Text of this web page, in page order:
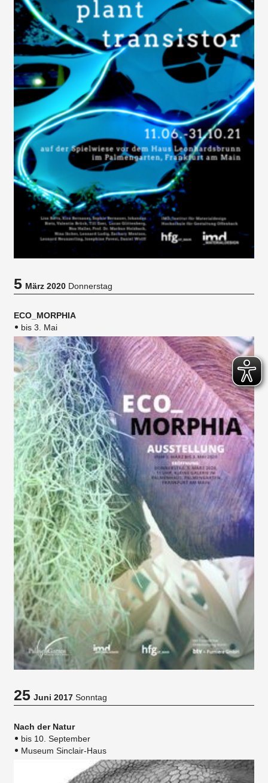
5März 2020 Donnerstag
ECO_MORPHIA
bis 3. Mai
25Juni 2017 Sonntag
Nach der Natur
bis 10. September
Museum Sinclair-Haus